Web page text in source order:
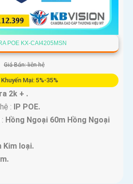
POE KX-CAI4205MSN
Giá Bán: liên hệ
Khuyến Mại: 5%-35%
️
2k + .
: IP POE.
Hồng Ngoại 60m Hồng Ngoại
Kim loại.